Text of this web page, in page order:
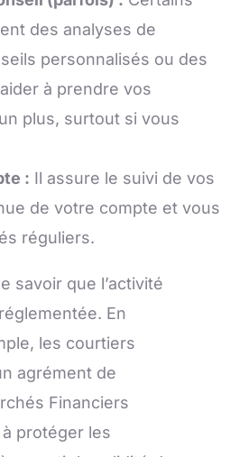
des analyses de
personnalisés ou des
à prendre vos
plus, surtout si vous
: Il assure le suivi de vos
de votre compte et vous
réguliers.
savoir que l’activité
En
les courtiers
agrément de
Financiers
protéger les